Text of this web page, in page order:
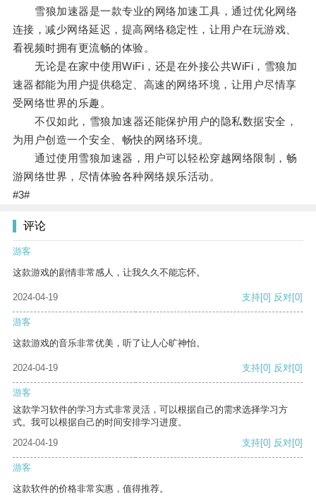
雪狼加速器是一款专业的网络加速工具，通过优化网络
连接，减少网络延迟，提高网络稳定性，让用户在玩游戏、
看视频时拥有更流畅的体验。
无论是在家中使用WiFi，还是在外接公共WiFi，雪狼加
速器都能为用户提供稳定、高速的网络环境，让用户尽情享
受网络世界的乐趣。
不仅如此，雪狼加速器还能保护用户的隐私数据安全，
为用户创造一个安全、畅快的网络环境。
通过使用雪狼加速器，用户可以轻松穿越网络限制，畅
游网络世界，尽情体验各种网络娱乐活动。
#3#
评论
游客
这款游戏的剧情非常感人，让我久久不能忘怀。
2024-04-19 支持[0] 反对[0]
游客
这款游戏的音乐非常优美，听了让人心旷神怡。
2024-04-19 支持[0] 反对[0]
游客
这款学习软件的学习方式非常灵活，可以根据自己的需求选择学习方
式。我可以根据自己的时间安排学习进度。
2024-04-19
支持[0] 反对[0]
游客
这款软件的价格非常实惠，值得推荐。